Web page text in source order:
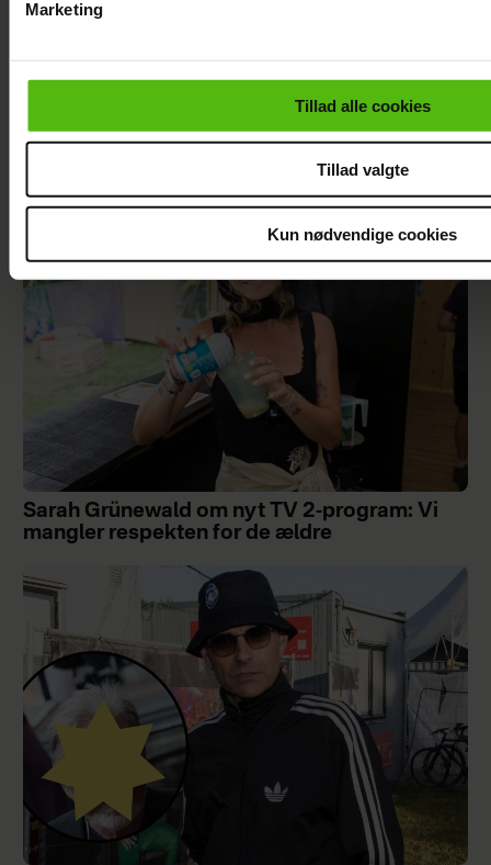
cookiepolitik.
Marketing
Tillad alle cookies
Tillad valgte
Kun nødvendige cookies
Alexanndra Christensen afslører
Sarah Grünewald om nyt TV 2-program: Vi
mangler respekten for de ældre